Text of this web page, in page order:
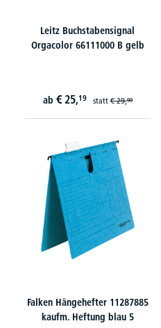
Leitz Buchstabensignal
Orgacolor 66111000 B gelb
ab € 25,19 statt€ 29,99
Falken Hängehefter 11287885
kaufm. Heftung blau 5